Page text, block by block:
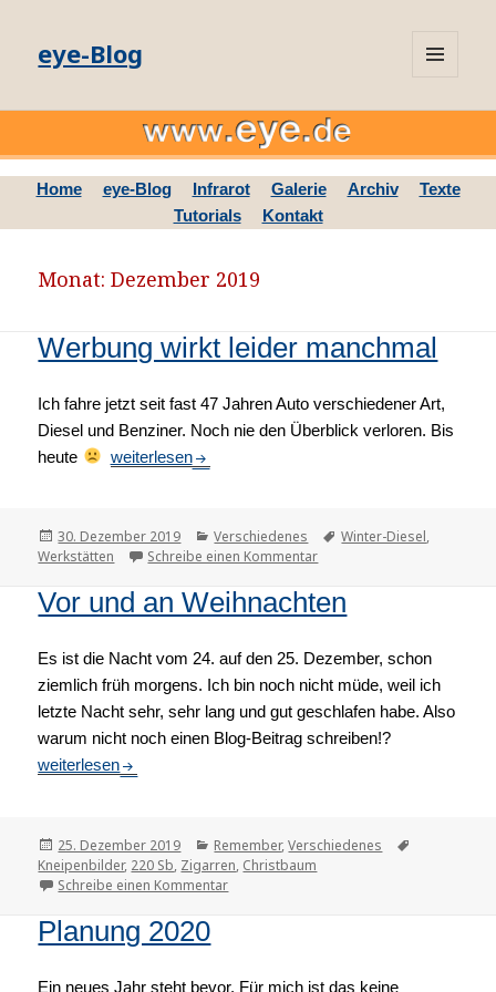
eye-Blog
UND
Home eye-Blog Infrarot Galerie Archiv
Texte
Tutorials
Kontakt
Monat: Dezember 2019
Werbung wirkt leider manchmal
Ich fahre jetzt seit fast 47 Jahren Auto verschiedener Art,
Diesel und Benziner. Noch nie den Überblick verloren. Bis
heute
Werbung wirkt leider manchmal
weiterlesen
Veröffentlicht
am
30. Dezember 2019 Kategorien
Verschiedenes Tags
Winter-Diesel,
Werkstätten
Schreibe einen Kommentar
Vor und an Weihnachten
Es ist die Nacht vom 24. auf den 25. Dezember, schon
ziemlich früh morgens. Ich bin noch nicht müde, weil ich
letzte Nacht sehr, sehr lang und gut geschlafen habe. Also
warum nicht noch einen Blog-Beitrag schreiben!?
Vor und an Weihnachten
weiterlesen
Veröffentlicht
am
25. Dezember 2019 Kategorien
Remember,Verschiedenes
Kneipenbilder, 220 Sb, Zigarren, Christbaum
Schreibe einen Kommentar
Planung 2020
Ein neues Jahr steht bevor. Für mich ist das keine